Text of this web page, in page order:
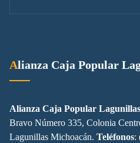
Alianza Caja Popular
Alianza Caja Popular
Bravo Número 335, Colonia
Lagunillas Michoacán. Teléfonos: